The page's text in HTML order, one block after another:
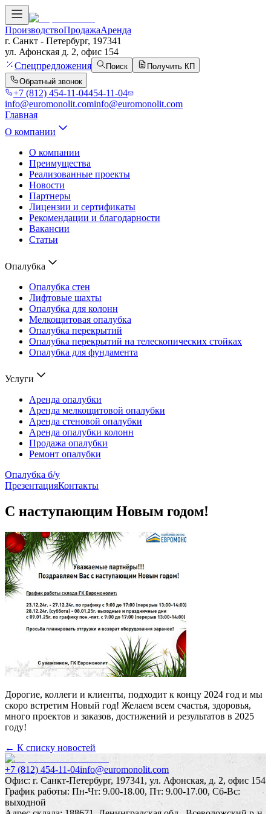
ПроизводствоПродажаАренда
г. Санкт - Петербург, 197341
ул. Афонская д. 2, офис 154
Спецпредложения
Поиск
Получить КП
Обратный звонок
+7 (812) 454-11-04454-11-04
info@euromonolit.cominfo@euromonolit.com
Главная
О компании
О компании
Преимущества
Реализованные проекты
Новости
Партнеры
Лицензии и сертификаты
Рекомендации и благодарности
Вакансии
Статьи
Опалубка
Опалубка стен
Лифтовые шахты
Опалубка для колонн
Мелкощитовая опалубка
Опалубка перекрытий
Опалубка перекрытий на телескопических стойках
Опалубка для фундамента
Услуги
Аренда опалубки
Аренда мелкощитовой опалубки
Аренда стеновой опалубки
Аренда опалубки колонн
Продажа опалубки
Ремонт опалубки
Опалубка б/у
ПрезентацияКонтакты
С наступающим Новым годом!
Дорогие, коллеги и клиенты, подходит к концу 2024 год и мы
скоро встретим Новый год! Желаем всем счастья, здоровья,
много проектов и заказов, достижений и результатов в 2025
году!
← К списку новостей
+7 (812) 454-11-04info@euromonolit.com
Офис: г. Санкт-Петербург, 197341, ул. Афонская, д. 2, офис 154
График работы: Пн-Чт: 9.00-18.00, Пт: 9.00-17.00, Сб-Вс:
выходной